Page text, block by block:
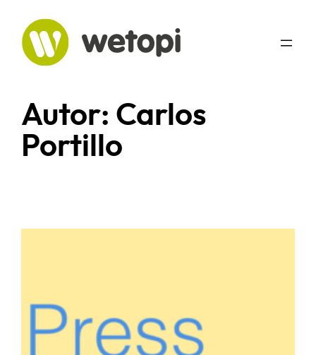
contenido
Autor: Carlos
Portillo